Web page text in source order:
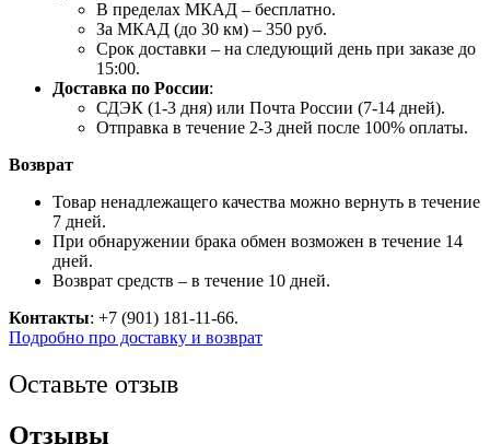
В пределах МКАД – бесплатно.
За МКАД (до 30 км) – 350 руб.
Срок доставки – на следующий день при заказе до
15:00.
Доставка по России:
СДЭК (1-3 дня) или Почта России (7-14 дней).
Отправка в течение 2-3 дней после 100% оплаты.
Возврат
Товар ненадлежащего качества можно вернуть в течение
7 дней.
При обнаружении брака обмен возможен в течение 14
дней.
Возврат средств – в течение 10 дней.
Контакты: +7 (901) 181-11-66.
Подробно про доставку и возврат
Оставьте отзыв
Отзывы